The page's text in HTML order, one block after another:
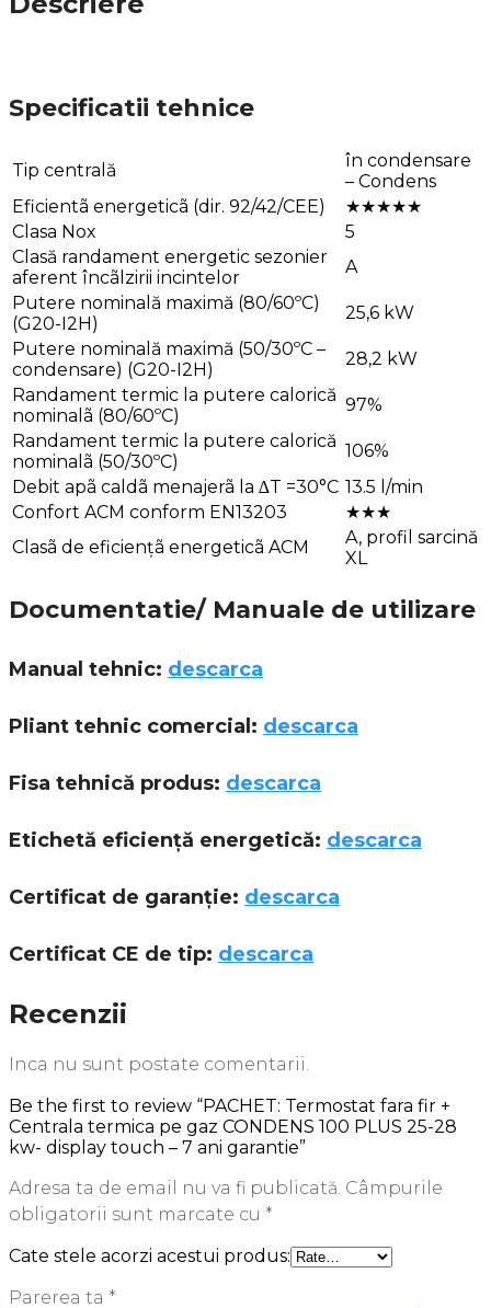
Specificatii tehnice
Tip centrală
în condensare
– Condens
Eficientã energeticã (dir. 92/42/CEE)
★★★★★
Clasa Nox
5
Clasă randament energetic sezonier
aferent încãlzirii incintelor
A
Putere nominală maximă (80/60ºC)
(G20-I2H)
25,6 kW
Putere nominală maximă (50/30ºC –
condensare) (G20-I2H)
28,2 kW
Randament termic la putere calorică
nominalã (80/60ºC)
97%
Randament termic la putere calorică
nominalã (50/30ºC)
106%
Debit apã caldã menajerã la ∆T =30°C 13.5 l/min
Confort ACM conform EN13203
★★★
Clasã de eficiențã energeticã ACM
A, profil sarcină
XL
Documentatie/ Manuale de utilizare
Manual tehnic: descarca
Pliant tehnic comercial: descarca
Fisa tehnică produs: descarca
Etichetă eficiență energetică: descarca
Certificat de garanție: descarca
Certificat CE de tip: descarca
Recenzii
Inca nu sunt postate comentarii.
Be the first to review “PACHET: Termostat fara fir +
Centrala termica pe gaz CONDENS 100 PLUS 25-28
kw- display touch – 7 ani garantie”
Adresa ta de email nu va fi publicată. Câmpurile
obligatorii sunt marcate cu *
Cate stele acorzi acestui produs:
Parerea ta *